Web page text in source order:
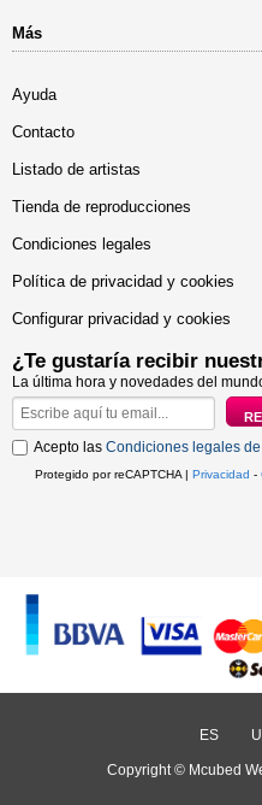
Más
Ayuda
Contacto
Listado de artistas
Tienda de reproducciones
Condiciones legales
Política de privacidad y cookies
Configurar privacidad y cookies
¿Te gustaría recibir
La última hora y novedades del
Acepto las Condiciones legales
Protegido por reCAPTCHA | Privacidad -
ES
Copyright © Mcubed